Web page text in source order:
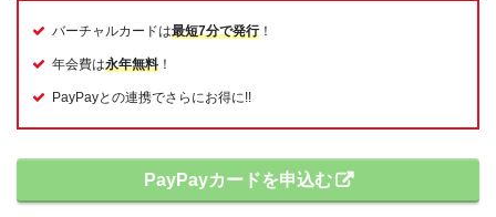
バーチャルカードは最短7分で発行！
年会費は永年無料 ！
PayPayとの連携でさらにお得に!!
PayPayカードを申込む